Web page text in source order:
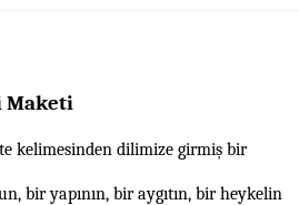
Maketi
kelimesinden dilimize girmiş bir
bir yapının, bir aygıtın, bir heykelin